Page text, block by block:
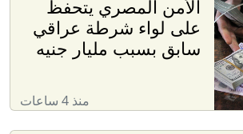
الأمن المصري يتحفظ
على لواء شرطة عراقي
سابق بسبب مليار جنيه
منذ 4 ساعات